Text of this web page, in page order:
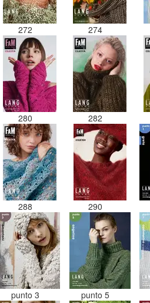
272 274
280 282
288 290
punto 3 punto 5